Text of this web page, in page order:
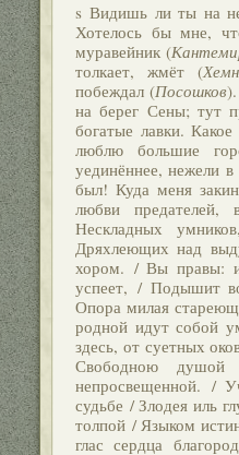
s Видишь ли ты на
Хотелось бы мне,
муравейник (
толкает, жмёт (
побеждал (Посошков
на берег Сены; тут
богатые лавки.
люблю большие
уединённее, нежели
был! Куда меня
любви
Нескладных
Дряхлеющих над
хором. / Вы правы:
успеет, / Подышит
Опора милая
родной идут собой
здесь, от суетных
Свободною душой
непросвещенной. /
судьбе / Злодея иль
толпой / Языком
глас сердца